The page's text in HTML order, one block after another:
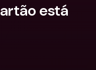
está